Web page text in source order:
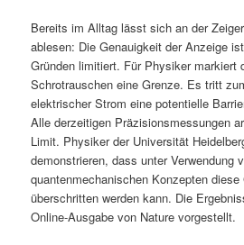
Bereits im Alltag lässt sich an der
ablesen: Die Genauigkeit der Anzeige
Gründen limitiert. Für Physiker markiert
Schrotrauschen eine Grenze. Es tritt
elektrischer Strom eine potentielle
Alle derzeitigen Präzisionsmessungen
Limit. Physiker der Universität
demonstrieren, dass unter Verwendung
quantenmechanischen Konzepten
überschritten werden kann. Die
Online-Ausgabe von Nature vorgestellt.